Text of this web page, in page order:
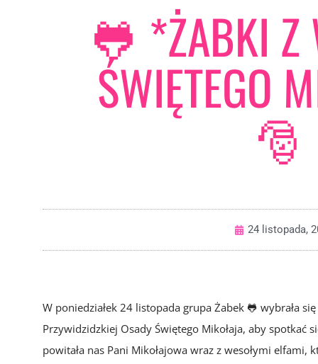
🐸 *ŻABKI Z
ŚWIĘTEGO
🎅
24 listopada,
W poniedziałek 24 listopada grupa Żabek 🐸 wybrała
Przywidzidzkiej Osady Świętego Mikołaja, aby spotkać
powitała nas Pani Mikołajowa wraz z wesołymi elfami,